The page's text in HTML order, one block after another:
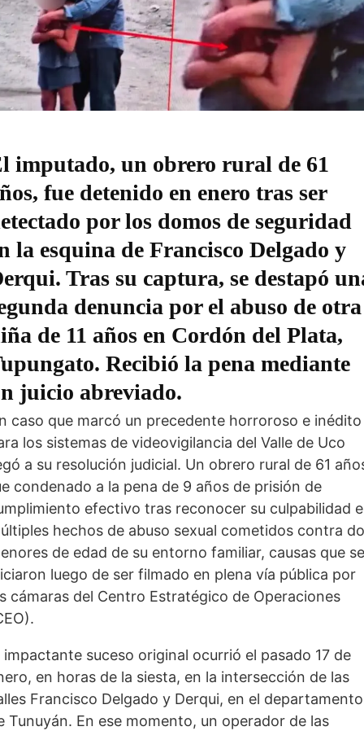
imputado, un obrero rural de 61
fue detenido en enero tras ser
por los domos de seguridad
la esquina de Francisco Delgado y
Tras su captura, se destapó
denuncia por el abuso de otra
de 11 años en Cordón del Plata,
Recibió la pena mediante
juicio abreviado.
caso que marcó un precedente horroroso e inédito
los sistemas de videovigilancia del Valle de Uco
a su resolución judicial. Un obrero rural de 61
condenado a la pena de 9 años de prisión de
efectivo tras reconocer su culpabilidad
hechos de abuso sexual cometidos contra
de edad de su entorno familiar, causas que se
luego de ser filmado en plena vía pública por
cámaras del Centro Estratégico de Operaciones
impactante suceso original ocurrió el pasado 17 de
en horas de la siesta, en la intersección de las
Francisco Delgado y Derqui, en el departamento
Tunuyán. En ese momento, un operador de las